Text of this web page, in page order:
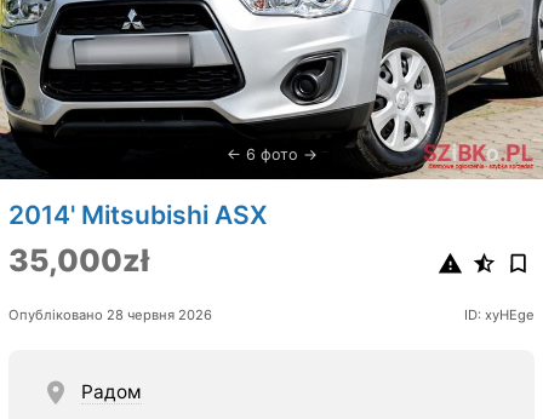
6 фото
2014' Mitsubishi ASX
35,000zł
Опубліковано 28 червня 2026 ID: xyHEge
Радом